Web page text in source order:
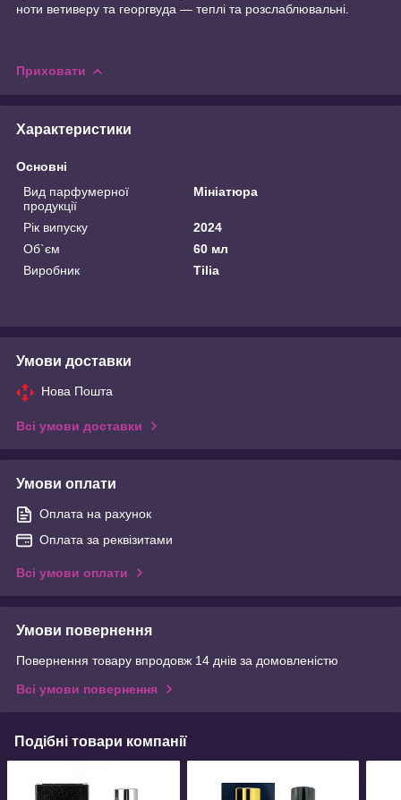
ноти ветиверу та георгвуда — теплі та розслаблювальні.
Приховати
Характеристики
Основні
Вид парфумерної
продукції
Мініатюра
Рік випуску
2024
Об`єм
60 мл
Виробник
Tilia
Умови доставки
Нова Пошта
Всі умови доставки
Умови оплати
Оплата на рахунок
Оплата за реквізитами
Всі умови оплати
Умови повернення
Повернення товару впродовж 14 днів за домовленістю
Всі умови повернення
Подібні товари компанії